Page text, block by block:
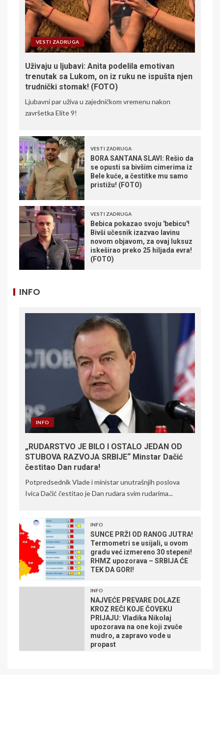
VESTI ZADRUGA
Uživaju u ljubavi: Anita podelila emotivan
trenutak sa Lukom, on iz ruku ne ispušta njen
trudnički stomak! (FOTO)
Ljubavni par uživa u zajedničkom vremenu nakon
završetka Elite 9!
VESTI ZADRUGA
BORA SANTANA SLAVI: Rešio da
se opusti sa bivšim cimerima iz
Bele kuće, a čestitke mu samo
pristižu! (FOTO)
VESTI ZADRUGA
Bebica pokazao svoju 'bebicu'!
Bivši učesnik izazvao lavinu
novom objavom, za ovaj luksuz
iskeširao preko 25 hiljada evra!
(FOTO)
INFO
INFO
„RUDARSTVO JE BILO I OSTALO JEDAN OD
STUBOVA RAZVOJA SRBIJE“ Minstar Dačić
čestitao Dan rudara!
Potpredsednik Vlade i ministar unutrašnjih poslova
Ivica Dačić čestitao je Dan rudara svim rudarima...
INFO
SUNCE PRŽI OD RANOG JUTRA!
Termometri se usijali, u ovom
gradu već izmereno 30 stepeni!
RHMZ upozorava – SRBIJA ĆE
TEK DA GORI!
INFO
NAJVEĆE PREVARE DOLAZE
KROZ REČI KOJE ČOVEKU
PRIJAJU: Vladika Nikolaj
upozorava na one koji zvuče
mudro, a zapravo vode u
propast